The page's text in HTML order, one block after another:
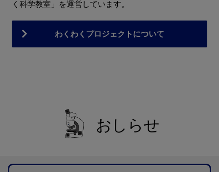
く科学教室」を運営しています。
わくわくプロジェクトについて
おしらせ